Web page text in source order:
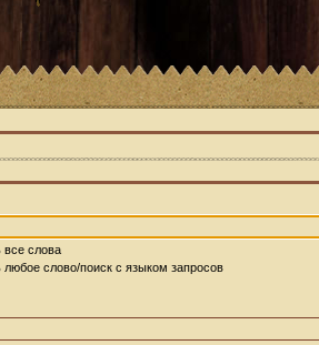
все слова
любое слово/поиск с языком запросов